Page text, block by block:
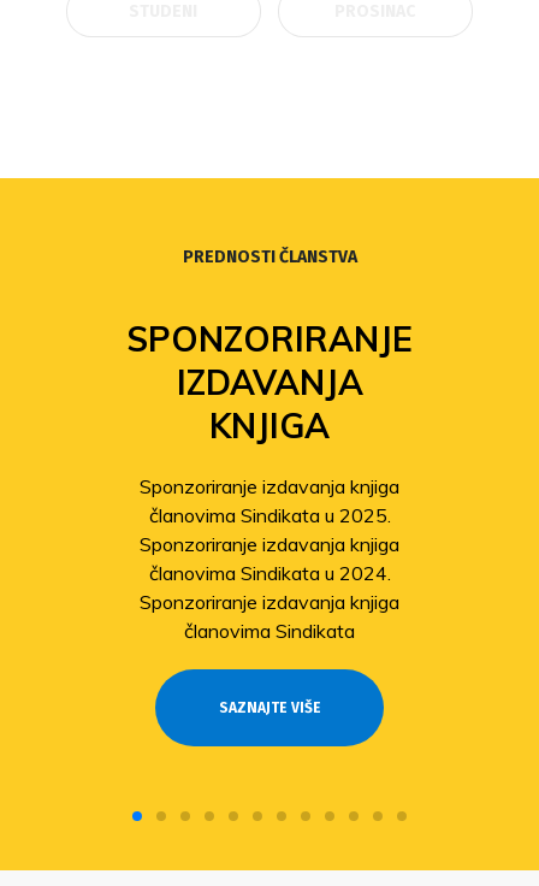
PREDNOSTI ČLANSTVA
SPONZORIRANJE
IZDAVANJA
KNJIGA
Sponzoriranje izdavanja knjiga
članovima Sindikata u 2025.
Sponzoriranje izdavanja knjiga
članovima Sindikata u 2024.
Sponzoriranje izdavanja knjiga
članovima Sindikata
SAZNAJTE VIŠE